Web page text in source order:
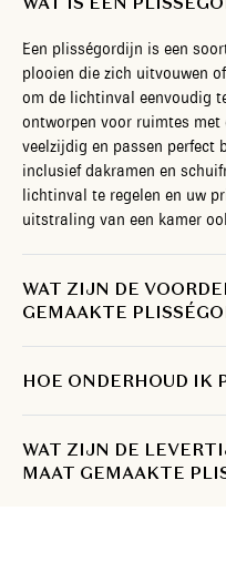
Een plisségordijn is een
plooien die zich uitvouwen
om de lichtinval eenvoudig
ontworpen voor ruimtes
veelzijdig en passen perfect
inclusief dakramen en
lichtinval te regelen en uw
uitstraling van een kamer
WAT ZIJN DE
GEMAAKTE
HOE ONDERHOUD IK
WAT ZIJN DE
MAAT GEMAAKTE